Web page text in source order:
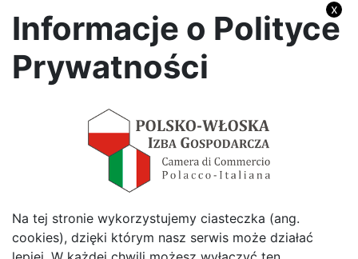
Sardyńska kolacja
Zobacz wszystkie Aktualności
x
Informacje o Polityce
Prywatności
Na tej stronie wykorzystujemy ciasteczka (ang.
cookies), dzięki którym nasz serwis może działać